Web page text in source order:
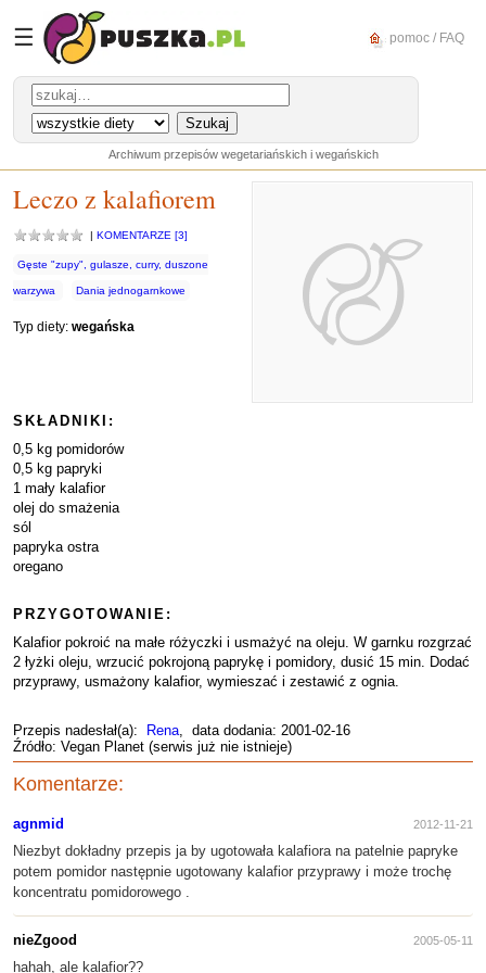
☰ pomoc / FAQ
Archiwum przepisów wegetariańskich i wegańskich
Leczo z kalafiorem
| KOMENTARZE [3]
Gęste "zupy", gulasze, curry, duszone
warzywa Dania jednogarnkowe
Typ diety: wegańska
SKŁADNIKI:
0,5 kg pomidorów
0,5 kg papryki
1 mały kalafior
olej do smażenia
sól
papryka ostra
oregano
PRZYGOTOWANIE:
Kalafior pokroić na małe różyczki i usmażyć na oleju. W garnku rozgrzać
2 łyżki oleju, wrzucić pokrojoną paprykę i pomidory, dusić 15 min. Dodać
przyprawy, usmażony kalafior, wymieszać i zestawić z ognia.
Przepis nadesłał(a): Rena, data dodania: 2001-02-16
Źródło: Vegan Planet (serwis już nie istnieje)
Komentarze:
agnmid 2012-11-21
Niezbyt dokładny przepis ja by ugotowała kalafiora na patelnie papryke
potem pomidor następnie ugotowany kalafior przyprawy i może trochę
koncentratu pomidorowego .
nieZgood 2005-05-11
hahah, ale kalafior??